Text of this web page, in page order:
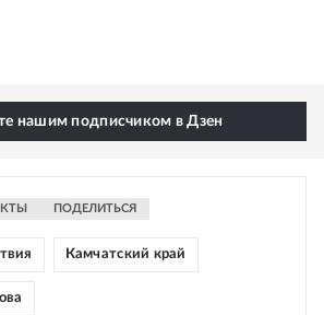
нашим подписчиком в Дзен
ПОДЕЛИТЬСЯ
Камчатский край